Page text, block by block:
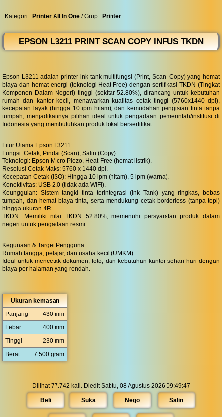
Kategori : Printer All In One / Grup : Printer
EPSON L3211 PRINT SCAN COPY INFUS TKDN
Epson L3211 adalah printer ink tank multifungsi (Print, Scan, Copy) yang hemat
biaya dan hemat energi (teknologi Heat-Free) dengan sertifikasi TKDN (Tingkat
Komponen Dalam Negeri) tinggi (sekitar 52.80%), dirancang untuk kebutuhan
rumah dan kantor kecil, menawarkan kualitas cetak tinggi (5760x1440 dpi),
kecepatan layak (hingga 10 ipm hitam), dan kemudahan pengisian tinta tanpa
tumpah, menjadikannya pilihan ideal untuk pengadaan pemerintah/institusi di
Indonesia yang membutuhkan produk lokal bersertifikat.
Fitur Utama Epson L3211:
Fungsi: Cetak, Pindai (Scan), Salin (Copy).
Teknologi: Epson Micro Piezo, Heat-Free (hemat listrik).
Resolusi Cetak Maks: 5760 x 1440 dpi.
Kecepatan Cetak (ISO): Hingga 10 ipm (hitam), 5 ipm (warna).
Konektivitas: USB 2.0 (tidak ada WiFi).
Keunggulan: Sistem tangki tinta terintegrasi (Ink Tank) yang ringkas, bebas
tumpah, dan hemat biaya tinta, serta mendukung cetak borderless (tanpa tepi)
hingga ukuran 4R.
TKDN: Memiliki nilai TKDN 52.80%, memenuhi persyaratan produk dalam
negeri untuk pengadaan resmi.
Kegunaan & Target Pengguna:
Rumah tangga, pelajar, dan usaha kecil (UMKM).
Ideal untuk mencetak dokumen, foto, dan kebutuhan kantor sehari-hari dengan
biaya per halaman yang rendah.
Ukuran kemasan
Panjang
430 mm
Lebar
400 mm
Tinggi
230 mm
Berat
7.500 gram
Dilihat 77.742 kali. Diedit Sabtu, 08 Agustus 2026 09:49:47
Beli Suka Nego Salin